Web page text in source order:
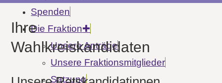
Spenden
Die Fraktion
Unsere Anträge
Unsere Fraktionsmitglieder
Satzung
Ihre
Wahlkreiskandidaten